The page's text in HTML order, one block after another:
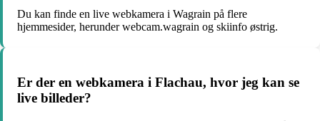
Du kan finde en live webkamera i Wagrain på flere
hjemmesider, herunder webcam.wagrain og skiinfo østrig.
Er der en webkamera i Flachau, hvor jeg kan se
live billeder?